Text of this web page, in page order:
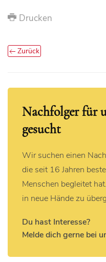
Drucken
Zurück
Nachfolger für
gesucht
Wir suchen einen
die seit 16 Jahren
Menschen begleitet
in neue Hände zu
Du hast Interesse?
Melde dich gerne bei